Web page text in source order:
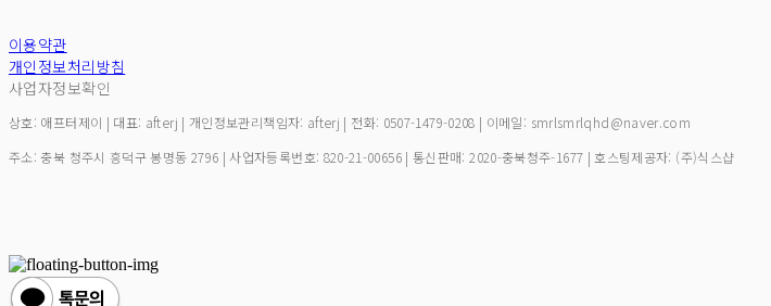
이용약관
개인정보처리방침
사업자정보확인
상호: 애프터제이 | 대표: afterj | 개인정보관리책임자: afterj | 전화: 0507-1479-0208 | 이메일: smrlsmrlqhd@naver.com
주소: 충북 청주시 흥덕구 봉명동 2796 | 사업자등록번호: 820-21-00656| 통신판매:2020-충북청주-1677 | 호스팅제공자: (주)식스샵